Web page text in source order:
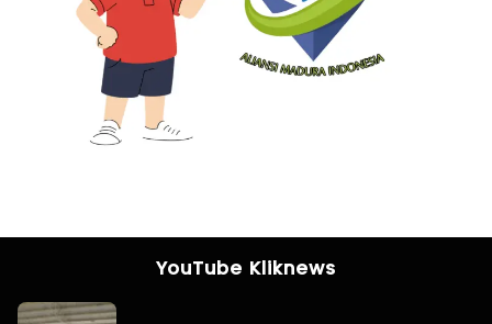
YouTube Kliknews